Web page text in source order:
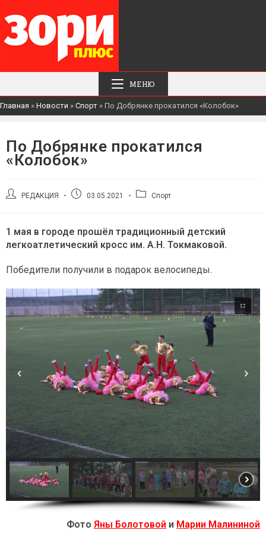
МЕНЮ
Главная » Новости » Спорт » По Добрянке прокатился «Колобок»
По Добрянке прокатился
«Колобок»
АвторРЕДАКЦИЯ
Запись03.05.2021
Рубрика
Спорт
1 мая в городе прошёл традиционный детский
легкоатлетический кросс им. А.Н. Токмаковой.
Победители получили в подарок велосипеды.
Фото Яны Болотовой и Марии Малининой